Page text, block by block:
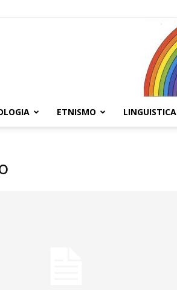
ETNISMO LINGUISTICA